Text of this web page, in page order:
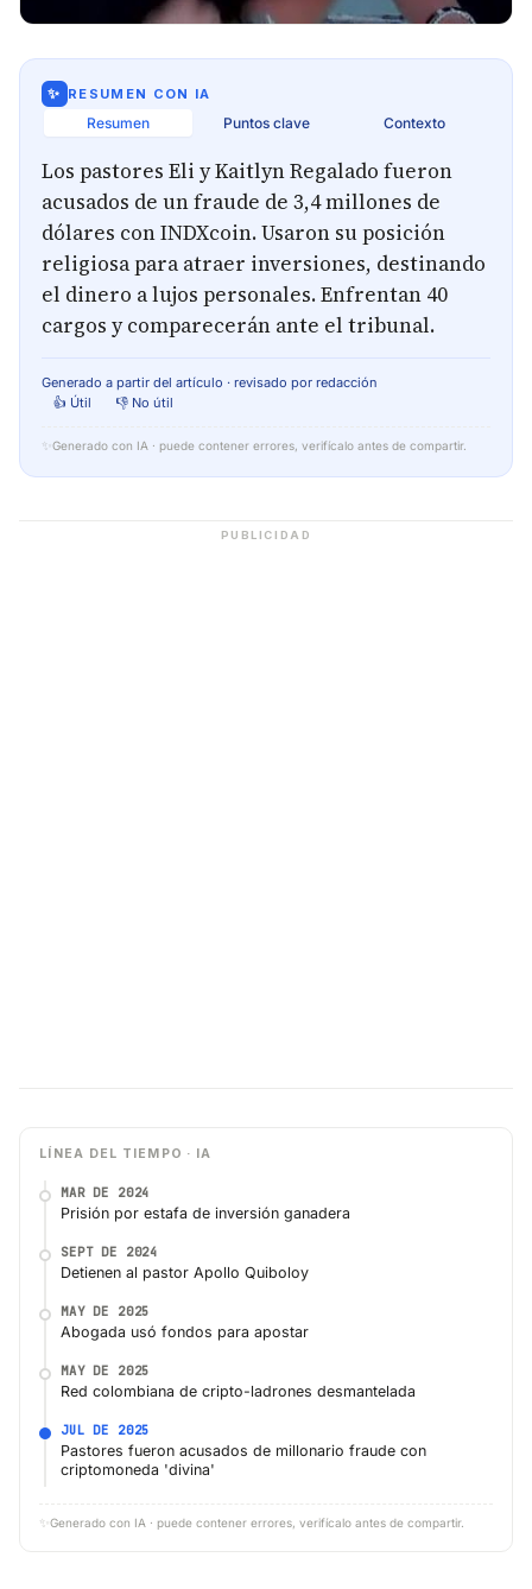
✨ RESUMEN CON IA
Resumen Puntos clave Contexto
Los pastores Eli y Kaitlyn Regalado fueron
acusados de un fraude de 3,4 millones de
dólares con INDXcoin. Usaron su posición
religiosa para atraer inversiones, destinando
el dinero a lujos personales. Enfrentan 40
cargos y comparecerán ante el tribunal.
Generado a partir del artículo · revisado por redacción
👍 Útil
👎 No útil
✨ Generado con IA · puede contener errores, verifícalo antes de compartir.
PUBLICIDAD
LÍNEA DEL TIEMPO · IA
MAR DE 2024
Prisión por estafa de inversión ganadera
SEPT DE 2024
Detienen al pastor Apollo Quiboloy
MAY DE 2025
Abogada usó fondos para apostar
MAY DE 2025
Red colombiana de cripto-ladrones desmantelada
JUL DE 2025
Pastores fueron acusados de millonario fraude con
criptomoneda 'divina'
✨ Generado con IA · puede contener errores, verifícalo antes de compartir.